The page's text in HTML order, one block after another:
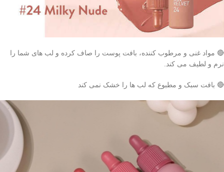
🔴 مواد غنی و مرطوب کننده، بافت پوست را صاف کرده و لب های شما را
نرم و لطیف می کند.
🔴 بافت سبک و مطبوع که لب ها را خشک نمی کند